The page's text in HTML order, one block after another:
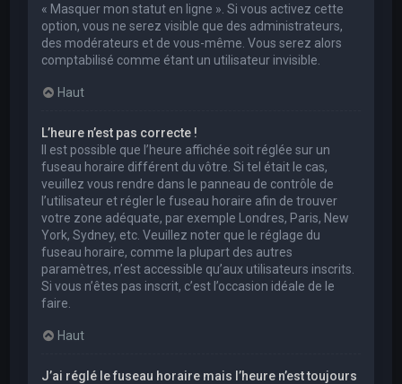
« Masquer mon statut en ligne ». Si vous activez cette
option, vous ne serez visible que des administrateurs,
des modérateurs et de vous-même. Vous serez alors
comptabilisé comme étant un utilisateur invisible.
Haut
L’heure n’est pas correcte !
Il est possible que l’heure affichée soit réglée sur un
fuseau horaire différent du vôtre. Si tel était le cas,
veuillez vous rendre dans le panneau de contrôle de
l’utilisateur et régler le fuseau horaire afin de trouver
votre zone adéquate, par exemple Londres, Paris, New
York, Sydney, etc. Veuillez noter que le réglage du
fuseau horaire, comme la plupart des autres
paramètres, n’est accessible qu’aux utilisateurs inscrits.
Si vous n’êtes pas inscrit, c’est l’occasion idéale de le
faire.
Haut
J’ai réglé le fuseau horaire mais l’heure n’est toujours